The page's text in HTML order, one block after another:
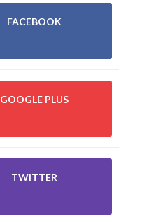
FACEBOOK
GOOGLE PLUS
TWITTER